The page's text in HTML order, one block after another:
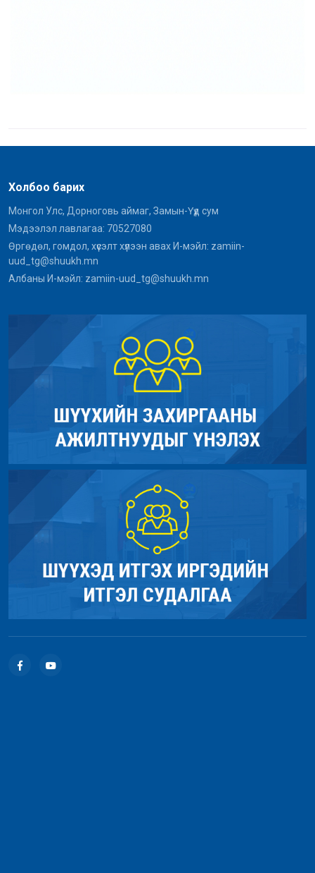
Холбоо барих
Монгол Улс, Дорноговь аймаг, Замын-Үүд сум
Мэдээлэл лавлагаа: 70527080
Өргөдөл, гомдол, хүсэлт хүлээн авах И-мэйл: zamiin-
uud_tg@shuukh.mn
Албаны И-мэйл: zamiin-uud_tg@shuukh.mn